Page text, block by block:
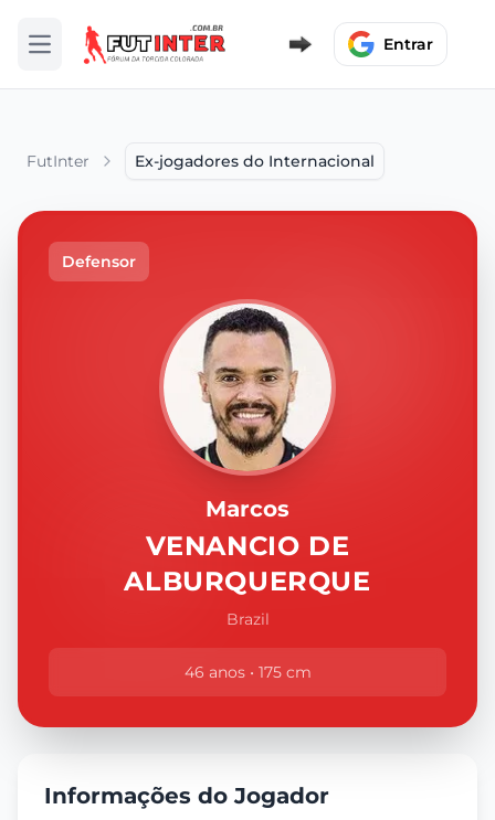
Abrir menu Entrar
FutInter Ex-jogadores do Internacional
Defensor
Marcos
VENANCIO DE
ALBURQUERQUE
Brazil
46 anos • 175 cm
Informações do Jogador